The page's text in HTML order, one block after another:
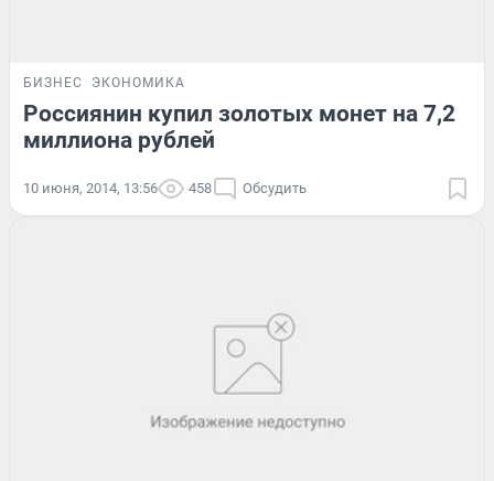
БИЗНЕС ЭКОНОМИКА
Россиянин купил золотых монет на 7,2
миллиона рублей
10 июня, 2014, 13:56 458 Обсудить